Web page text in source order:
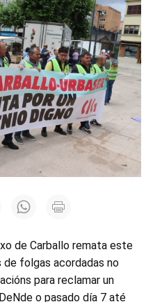
de Carballo remata este
de folgas acordadas no
para reclamar un
o pasado día 7 até